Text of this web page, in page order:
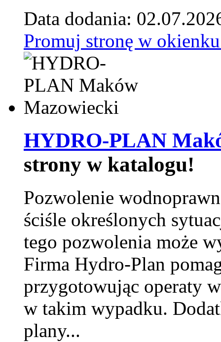
Data dodania:
Promuj stronę w
HYDRO-PLAN
strony w katalogu!
Pozwolenie
ściśle określonych
tego pozwolenia może
Firma Hydro-Plan
przygotowując operaty
w takim wypadku.
plany...